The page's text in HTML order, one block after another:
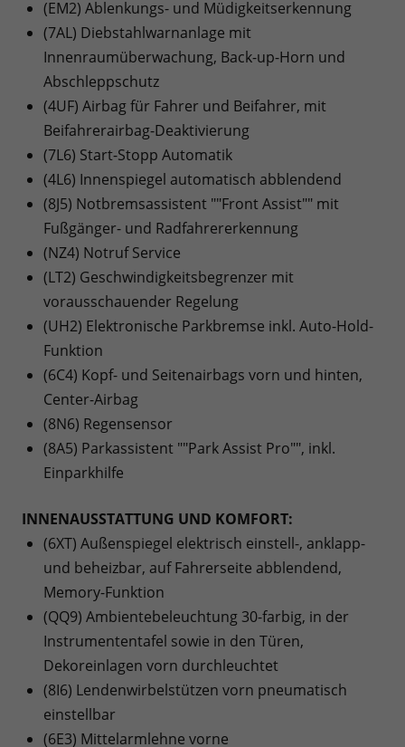
(EM2) Ablenkungs- und Müdigkeitserkennung
(7AL) Diebstahlwarnanlage mit
Innenraumüberwachung, Back-up-Horn und
Abschleppschutz
(4UF) Airbag für Fahrer und Beifahrer, mit
Beifahrerairbag-Deaktivierung
(7L6) Start-Stopp Automatik
(4L6) Innenspiegel automatisch abblendend
(8J5) Notbremsassistent ""Front Assist"" mit
Fußgänger- und Radfahrererkennung
(NZ4) Notruf Service
(LT2) Geschwindigkeitsbegrenzer mit
vorausschauender Regelung
(UH2) Elektronische Parkbremse inkl. Auto-Hold-
Funktion
(6C4) Kopf- und Seitenairbags vorn und hinten,
Center-Airbag
(8N6) Regensensor
(8A5) Parkassistent ""Park Assist Pro"", inkl.
Einparkhilfe
INNENAUSSTATTUNG UND KOMFORT:
(6XT) Außenspiegel elektrisch einstell-, anklapp-
und beheizbar, auf Fahrerseite abblendend,
Memory-Funktion
(QQ9) Ambientebeleuchtung 30-farbig, in der
Instrumententafel sowie in den Türen,
Dekoreinlagen vorn durchleuchtet
(8I6) Lendenwirbelstützen vorn pneumatisch
einstellbar
(6E3) Mittelarmlehne vorne